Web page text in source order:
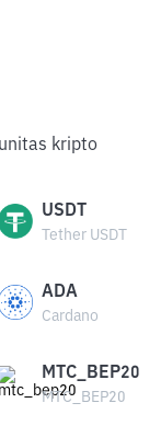
kripto
USDT
Tether USDT
ADA
Cardano
MTC_BEP20
MTC_BEP20